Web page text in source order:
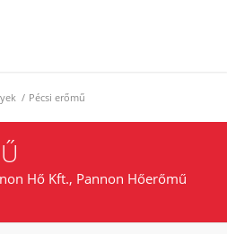
/ Pécsi erőmű
Hő Kft., Pannon Hőerőmű